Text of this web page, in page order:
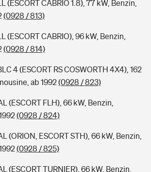
(ESCORT CABRIO 1.8), 77 kW, Benzin,
(0928 / 813)
(ESCORT CABRIO), 96 kW, Benzin,
(0928 / 814)
4 (ESCORT RS COSWORTH 4X4), 162
ab 1992(0928 / 823)
(ESCORT FLH), 66 kW, Benzin,
(0928 / 824)
(ORION, ESCORT STH), 66 kW, Benzin,
(0928 / 825)
(ESCORT TURNIER), 66 kW, Benzin,